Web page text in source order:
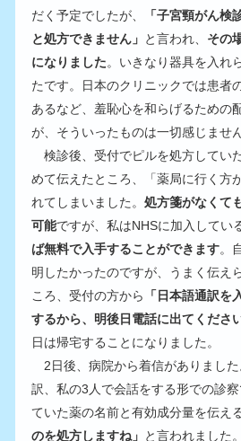
だく予定でしたが、
「子宮頸がん検
と処方できません」 と言われ、 その
になりました。いきなり器具を入れ
たです。日本のクリニックでは患者
あるなど、羞恥心を和らげるための
が、そういったものは一切感じませ
検診後、受付でピルを処方してい
めて伝えたところ、「薬局に行く方
れてしまいました。処方箋がなくて
可能ですが、私はNHSに加入してい
ば無料で入手することができます。
明したかったのですが、うまく伝え
ころ、受付の方から
「日本語通訳を
するから、明後日電話に出てください
日は帰宅することになりました。
2日後、病院から着信がありまし
訳、私の3人で会話をする形での診
ていた薬の名前と有効成分量を伝える
のを処方しますね」 と言われました